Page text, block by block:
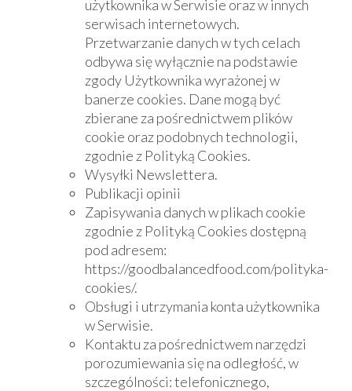
użytkownika w Serwisie oraz w innych
serwisach internetowych.
Przetwarzanie danych w tych celach
odbywa się wyłącznie na podstawie
zgody Użytkownika wyrażonej w
banerze cookies. Dane mogą być
zbierane za pośrednictwem plików
cookie oraz podobnych technologii,
zgodnie z Polityką Cookies.
Wysyłki Newslettera.
Publikacji opinii
Zapisywania danych w plikach cookie
zgodnie z Polityką Cookies dostępną
pod adresem:
https://goodbalancedfood.com/polityka-
cookies/.
Obsługi i utrzymania konta użytkownika
w Serwisie.
Kontaktu za pośrednictwem narzędzi
porozumiewania się na odległość, w
szczególności: telefonicznego,